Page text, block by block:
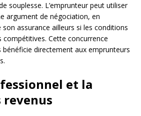
souplesse. L’emprunteur peut utiliser
argument de négociation, en
assurance ailleurs si les conditions
Cette concurrence
bénéficie directement aux emprunteurs
et la